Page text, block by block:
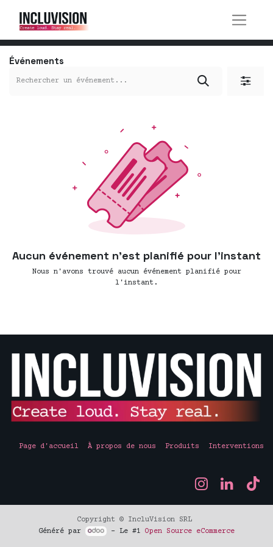
Événements
Aucun événement n'est planifié pour l'instant
Nous n'avons trouvé aucun événement planifié pour
l'instant.
Page d'accueil À propos de nous Produits Interventions
Copyright © IncluVision SRL
Généré par
- Le #1Open Source eCommerce